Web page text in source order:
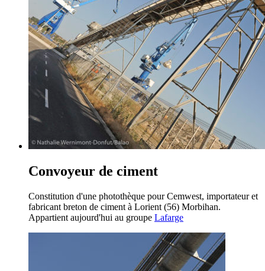
Convoyeur de ciment
Constitution d'une photothèque pour Cemwest, importateur et
fabricant breton de ciment à Lorient (56) Morbihan.
Appartient aujourd'hui au groupe Lafarge